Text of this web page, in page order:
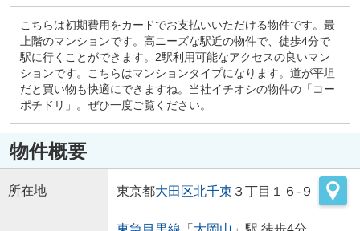
こちらは初期費用をカードでお支払いいただける物件です。最
上階のマンションです。高ニーズな駅近の物件で、徒歩4分で
駅に行くことができます。2駅利用可能なアクセスの良いマン
ションです。こちらはマンションタイプになります。道が平坦
だと買い物も快適にできますね。当社イチオシの物件の「コー
ポチドリ」。ぜひ一度ご覧ください。
物件概要
所在地 東京都大田区北千束 ３丁目１６-９